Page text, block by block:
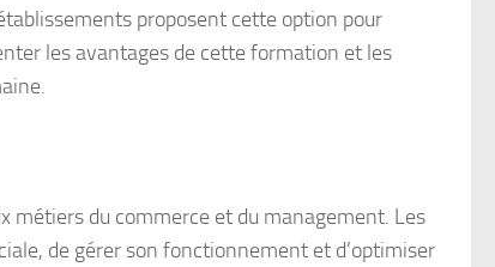
proposent cette option pour
les avantages de cette formation et les
métiers du commerce et du management. Les
de gérer son fonctionnement et d’optimiser